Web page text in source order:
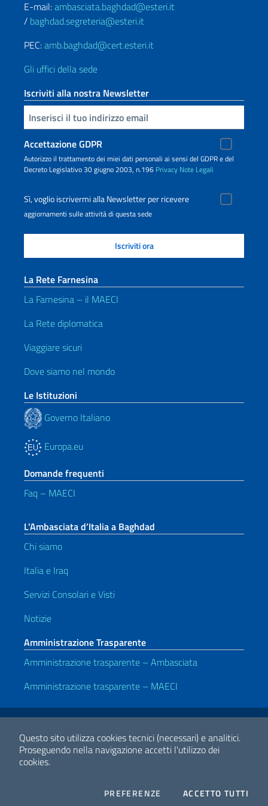
Questo sito utilizza cookies tecnici (necessari) e analitici.
Proseguendo nella navigazione accetti l'utilizzo dei
cookies.
PREFERENZE COOKIESACCETTO TUTTI
E-mail:ambasciata.baghdad@esteri.it
/ baghdad.segreteria@esteri.it
PEC:amb.baghdad@cert.esteri.it
Gli uffici della sede
Iscriviti alla nostra Newsletter
Inserisci la tua email
Accettazione GDPR
Autorizzo il trattamento dei miei dati personali ai sensi del GDPR e del
Decreto Legislativo 30 giugno 2003, n.196 Privacy Note Legali
Sì, voglio iscrivermi alla Newsletter per ricevere
aggiornamenti sulle attività di questa sede
La Rete Farnesina
La Farnesina – il MAECI
La Rete diplomatica
Viaggiare sicuri
Dove siamo nel mondo
Le Istituzioni
Governo Italiano
Europa.eu
Domande frequenti
Faq – MAECI
L’Ambasciata d’Italia a Baghdad
Chi siamo
Italia e Iraq
Servizi Consolari e Visti
Notizie
Amministrazione Trasparente
Amministrazione trasparente – Ambasciata
Amministrazione trasparente – MAECI
Link Utili